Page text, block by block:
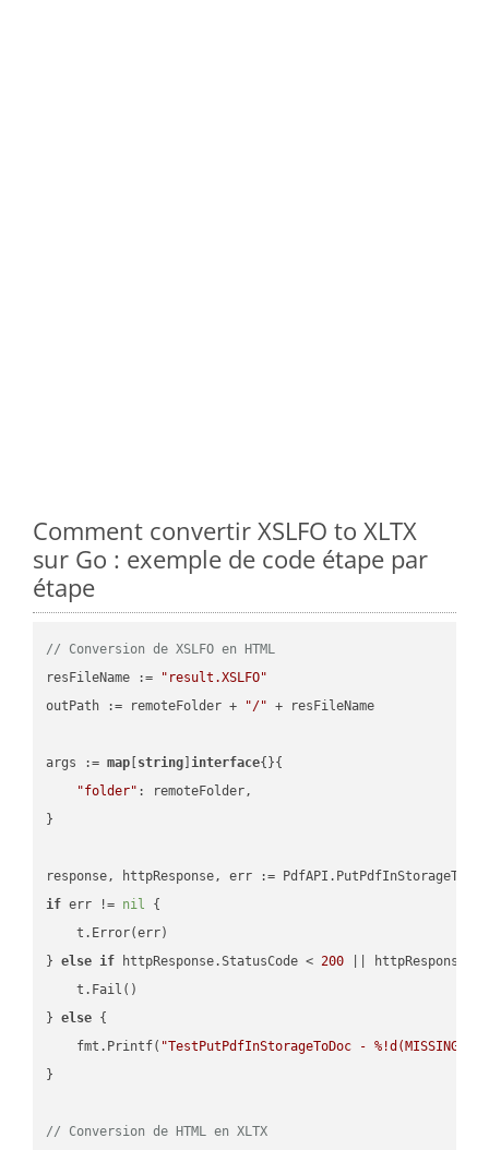
Comment convertir XSLFO to XLTX
sur Go : exemple de code étape par
étape
// Conversion de XSLFO en HTML
resFileName :=
"result.XSLFO"
outPath := remoteFolder +
"/" + resFileName
args := map string ]interface{}{
"folder" : remoteFolder,
}
if err != nil {
    t.Error(err)
} else if httpResponse.StatusCode < 200 ||
    t.Fail()
} else {
    fmt.Printf(
"TestPutPdfInStorageToDoc - %!d(MISSING)\n"
}
// Conversion de HTML en XLTX